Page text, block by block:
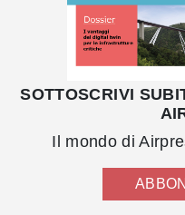
SOTTOSCRIVI
Il mondo di